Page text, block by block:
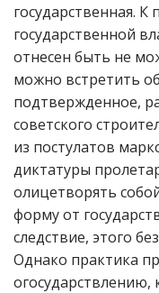
государственная.
государственной
отнесен быть не
можно встретить
подтвержденное,
советского
из постулатов
диктатуры
олицетворять
форму от
следствие, этого
Однако практика
огосударствлению,